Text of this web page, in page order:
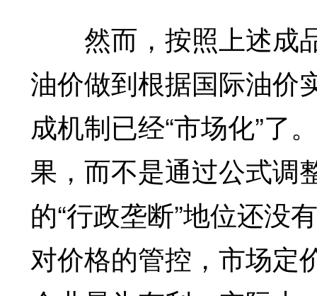
然而，按照上述成
油价做到根据国际油价
成机制已经“市场化”了
果，而不是通过公式调
的“行政垄断”地位还没
对价格的管控，市场定